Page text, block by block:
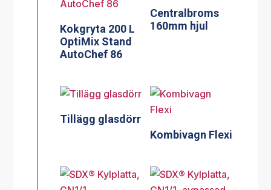
Kokgryta 200 L
OptiMix Stand
AutoChef 86
Centralbroms
160mm hjul
Tillägg glasdörr
Kombivagn Flexi